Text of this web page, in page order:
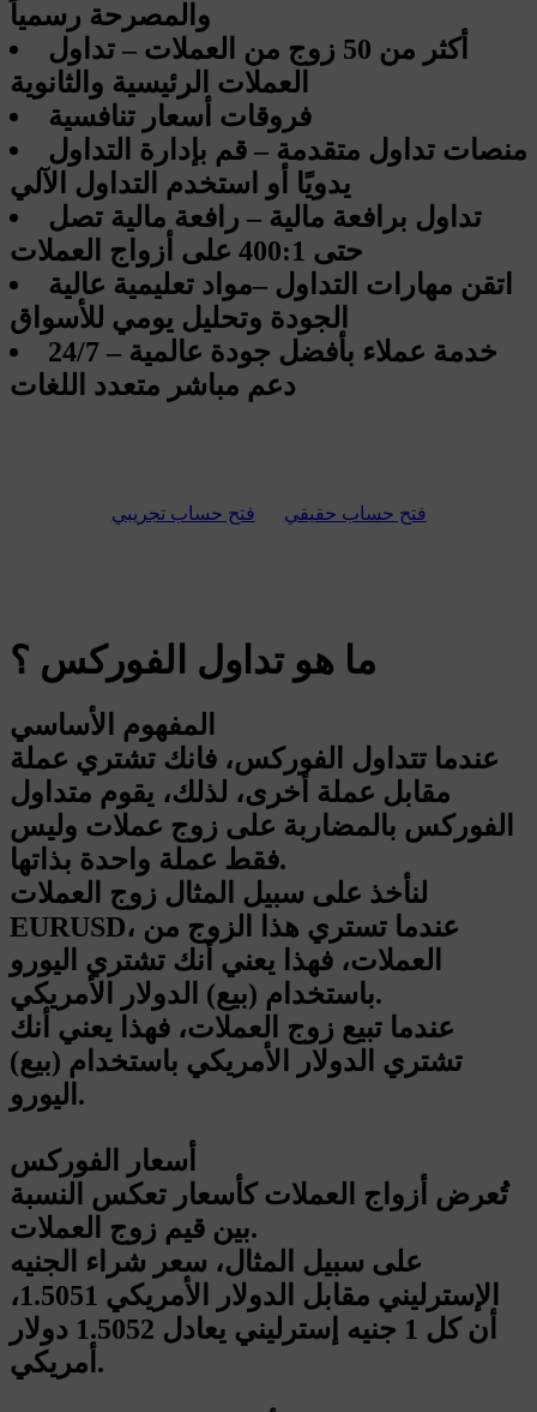
والمصرحة رسمياً
أكثر من 50 زوج من العملات – تداول
العملات الرئيسية والثانوية
فروقات أسعار تنافسية
منصات تداول متقدمة – قم بإدارة التداول
يدويًا أو استخدم التداول الآلي
تداول برافعة مالية – رافعة مالية تصل
حتى 400:1 على أزواج العملات
اتقن مهارات التداول –مواد تعليمية عالية
الجودة وتحليل يومي للأسواق
خدمة عملاء بأفضل جودة عالمية – 24/7
دعم مباشر متعدد اللغات
فتح حساب حقيقي فتح حساب تجريبي
ما هو تداول الفوركس ؟
المفهوم الأساسي
عندما تتداول الفوركس، فانك تشتري عملة
مقابل عملة أخرى، لذلك، يقوم متداول
الفوركس بالمضاربة على زوج عملات وليس
فقط عملة واحدة بذاتها.
لنأخذ على سبيل المثال زوج العملات
EURUSD، عندما تستري هذا الزوج من
العملات، فهذا يعني أنك تشتري اليورو
باستخدام (بيع) الدولار الأمريكي.
عندما تبيع زوج العملات، فهذا يعني أنك
تشتري الدولار الأمريكي باستخدام (بيع)
اليورو.
أسعار الفوركس
تُعرض أزواج العملات كأسعار تعكس النسبة
بين قيم زوج العملات.
على سبيل المثال، سعر شراء الجنيه
الإسترليني مقابل الدولار الأمريكي 1.5051،
أن كل 1 جنيه إسترليني يعادل 1.5052 دولار
أمريكي.